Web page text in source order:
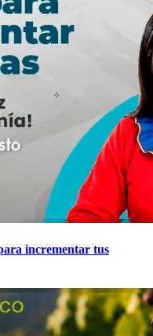
incrementar tus